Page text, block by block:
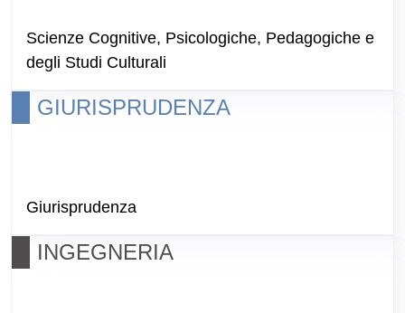
Scienze Cognitive, Psicologiche, Pedagogiche e
degli Studi Culturali
GIURISPRUDENZA
Giurisprudenza
INGEGNERIA